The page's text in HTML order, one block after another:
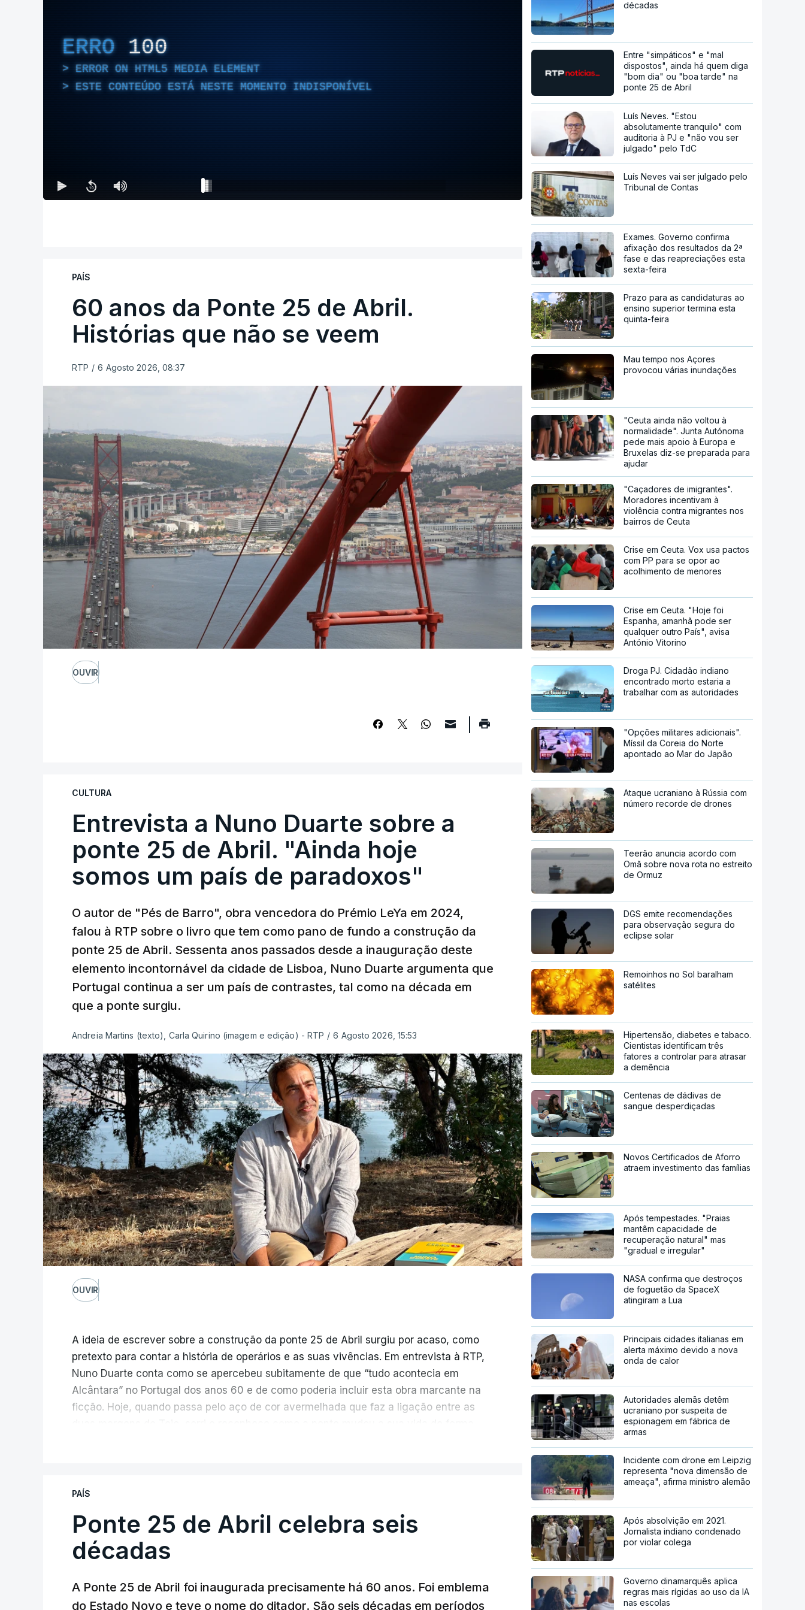
ERRO 100
ERROR ON HTML5 MEDIA ELEMENT
ESTE CONTEÚDO ESTÁ NESTE MOMENTO INDISPONÍVEL
PAÍS
60 anos da Ponte 25 de Abril.
Histórias que não se veem
RTP / 6 Agosto 2026, 08:37
OUVIR
CULTURA
Entrevista a Nuno Duarte sobre a
ponte 25 de Abril. "Ainda hoje
somos um país de paradoxos"
O autor de "Pés de Barro", obra vencedora do Prémio LeYa em 2024,
falou à RTP sobre o livro que tem como pano de fundo a construção da
ponte 25 de Abril. Sessenta anos passados desde a inauguração deste
elemento incontornável da cidade de Lisboa, Nuno Duarte argumenta que
Portugal continua a ser um país de contrastes, tal como na década em
que a ponte surgiu.
Andreia Martins (texto), Carla Quirino (imagem e edição) - RTP / 6 Agosto 2026, 15:53
OUVIR
A ideia de escrever sobre a construção da ponte 25 de Abril surgiu por acaso, como
pretexto para contar a história de operários e as suas vivências. Em entrevista à RTP,
Nuno Duarte conta como se apercebeu subitamente de que “tudo acontecia em
Alcântara” no Portugal dos anos 60 e de como poderia incluir esta obra marcante na
ficção. Hoje, quando passa pelo aço de cor avermelhada que faz a ligação entre as
infraestrutura, à época, a maior ponte suspensa da Europa. Os dramas e peripécias
num contraste entre o apogeu da engenharia e da modernidade e os sinais de um
regime em declínio, com a guerra colonial já em curso.
dia em que se assinalam os 60 anos da ponte 25 de Abril, Nuno Duarte revela, em
PAÍS
Ponte 25 de Abril celebra seis
décadas
A Ponte 25 de Abril foi inaugurada precisamente há 60 anos. Foi emblema
do Estado Novo e teve o nome do ditador. São seis décadas em períodos
décadas
Entre "simpáticos" e "mal
dispostos", ainda há quem diga
"bom dia" ou "boa tarde" na
ponte 25 de Abril
Luís Neves. "Estou
absolutamente tranquilo" com
auditoria à PJ e "não vou ser
julgado" pelo TdC
Luís Neves vai ser julgado pelo
Tribunal de Contas
Exames. Governo confirma
afixação dos resultados da 2ª
fase e das reapreciações esta
sexta-feira
Prazo para as candidaturas ao
ensino superior termina esta
quinta-feira
Mau tempo nos Açores
provocou várias inundações
"Ceuta ainda não voltou à
normalidade". Junta Autónoma
pede mais apoio à Europa e
Bruxelas diz-se preparada para
ajudar
"Caçadores de imigrantes".
Moradores incentivam à
violência contra migrantes nos
bairros de Ceuta
Crise em Ceuta. Vox usa pactos
com PP para se opor ao
acolhimento de menores
Crise em Ceuta. "Hoje foi
Espanha, amanhã pode ser
qualquer outro País", avisa
António Vitorino
Droga PJ. Cidadão indiano
encontrado morto estaria a
trabalhar com as autoridades
"Opções militares adicionais".
Míssil da Coreia do Norte
apontado ao Mar do Japão
Ataque ucraniano à Rússia com
número recorde de drones
Teerão anuncia acordo com
Omã sobre nova rota no estreito
de Ormuz
DGS emite recomendações
para observação segura do
eclipse solar
Remoinhos no Sol baralham
satélites
Hipertensão, diabetes e tabaco.
Cientistas identificam três
fatores a controlar para atrasar
a demência
Centenas de dádivas de
sangue desperdiçadas
Novos Certificados de Aforro
atraem investimento das famílias
Após tempestades. "Praias
mantêm capacidade de
recuperação natural" mas
"gradual e irregular"
NASA confirma que destroços
de foguetão da SpaceX
atingiram a Lua
Principais cidades italianas em
alerta máximo devido a nova
onda de calor
Autoridades alemãs detêm
ucraniano por suspeita de
espionagem em fábrica de
armas
Incidente com drone em Leipzig
representa "nova dimensão de
ameaça", afirma ministro alemão
Após absolvição em 2021.
Jornalista indiano condenado
por violar colega
Governo dinamarquês aplica
regras mais rígidas ao uso da IA
nas escolas